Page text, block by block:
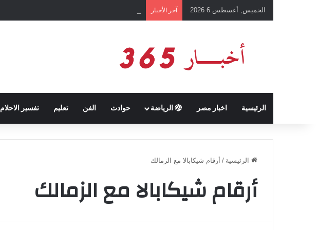
الخميس, أغسطس 6 2026 آخر الأخبار
الرئيسية اخبار مصر الرياضة حوادث الفن تعليم تفسير الاحلام
الرئيسية / أرقام شيكابالا مع الزمالك
أرقام شيكابالا مع الزمالك